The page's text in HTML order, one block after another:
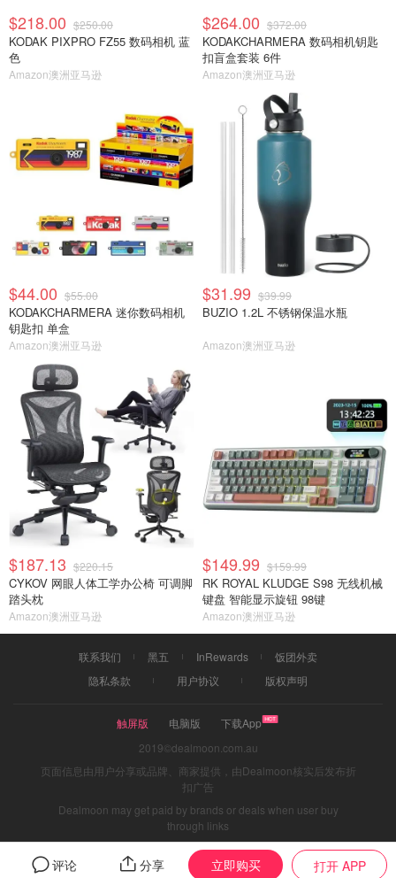
$218.00 $250.00
KODAK PIXPRO FZ55 数码相机 蓝
色
Amazon澳洲亚马逊
$264.00 $372.00
KODAKCHARMERA 数码相机钥匙
扣盲盒套装 6件
Amazon澳洲亚马逊
$44.00 $55.00
KODAKCHARMERA 迷你数码相机
钥匙扣 单盒
Amazon澳洲亚马逊
$31.99 $39.99
BUZIO 1.2L 不锈钢保温水瓶
Amazon澳洲亚马逊
$187.13 $220.15
CYKOV 网眼人体工学办公椅 可调脚
踏头枕
Amazon澳洲亚马逊
$149.99 $159.99
RK ROYAL KLUDGE S98 无线机械
键盘 智能显示旋钮 98键
Amazon澳洲亚马逊
评论 分享 立即购买 打开 APP
联系我们 黑五 InRewards
饭团外卖
隐私条款
用户协议 版权声明
触屏版 电脑版
下载App
2019©dealmoon.com.au
页面信息由用户分享或品牌、商家提供，由Dealmoon核实后发布折
扣广告
Dealmoon may get paid by brands or deals when user buy
through links